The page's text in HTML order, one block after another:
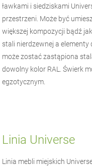
ławkami i siedziskami
przestrzeni. Może być
większej kompozycji bądź
stali nierdzewnej a
może zostać zastąpiona
dowolny kolor RAL. Świerk
egzotycznym.
Linia Universe
Linia mebli miejskich